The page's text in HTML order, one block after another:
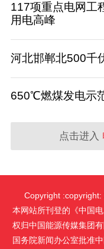
117项重点电网工
用电高峰
河北邯郸北500千
650℃燃煤发电示
点击进入
Copyright
本网站所刊登的《中国
权归中国能源传媒集团
国务院新闻办公室批准